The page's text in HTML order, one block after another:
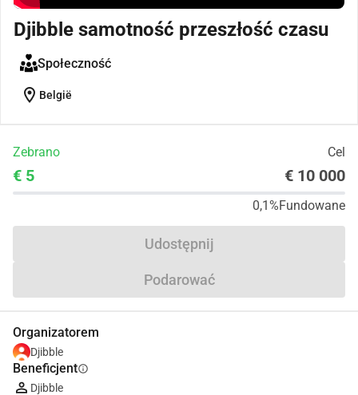
Djibble samotność przeszłość czasu
Społeczność
location_on België
Zebrano Cel
€ 5 € 10 000
0,1%Fundowane
Udostępnij
Podarować
Organizatorem
Djibble
Beneficjentinfo
Djibble